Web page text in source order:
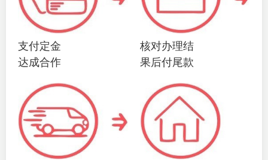
支付定金
达成合作
核对办理结
果后付尾款